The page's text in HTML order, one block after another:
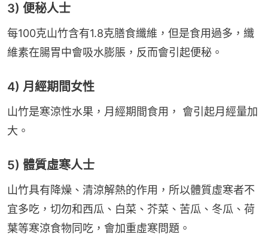
3) 便秘人士
每100克山竹含有1.8克膳食纖維，但是食用過多，纖
維素在腸胃中會吸水膨脹，反而會引起便秘。
4) 月經期間女性
山竹是寒涼性水果，月經期間食用， 會引起月經量加
大。
5) 體質虛寒人士
山竹具有降燥、清涼解熱的作用，所以體質虛寒者不
宜多吃，切勿和西瓜、白菜、芥菜、苦瓜、冬瓜、荷
葉等寒涼食物同吃，會加重虛寒問題。